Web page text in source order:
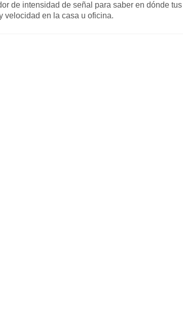
de intensidad de señal para saber en dónde tus
velocidad en la casa u oficina.